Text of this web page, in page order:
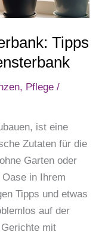
Tipps
, Pflege /
ist eine
Zutaten für die
Garten oder
in Ihrem
Tipps und etwas
auf der
mit